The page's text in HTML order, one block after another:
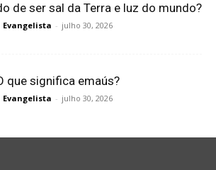
de ser sal da Terra e luz do mundo?
Evangelista - julho 30, 2026
que significa emaús?
Evangelista - julho 30, 2026